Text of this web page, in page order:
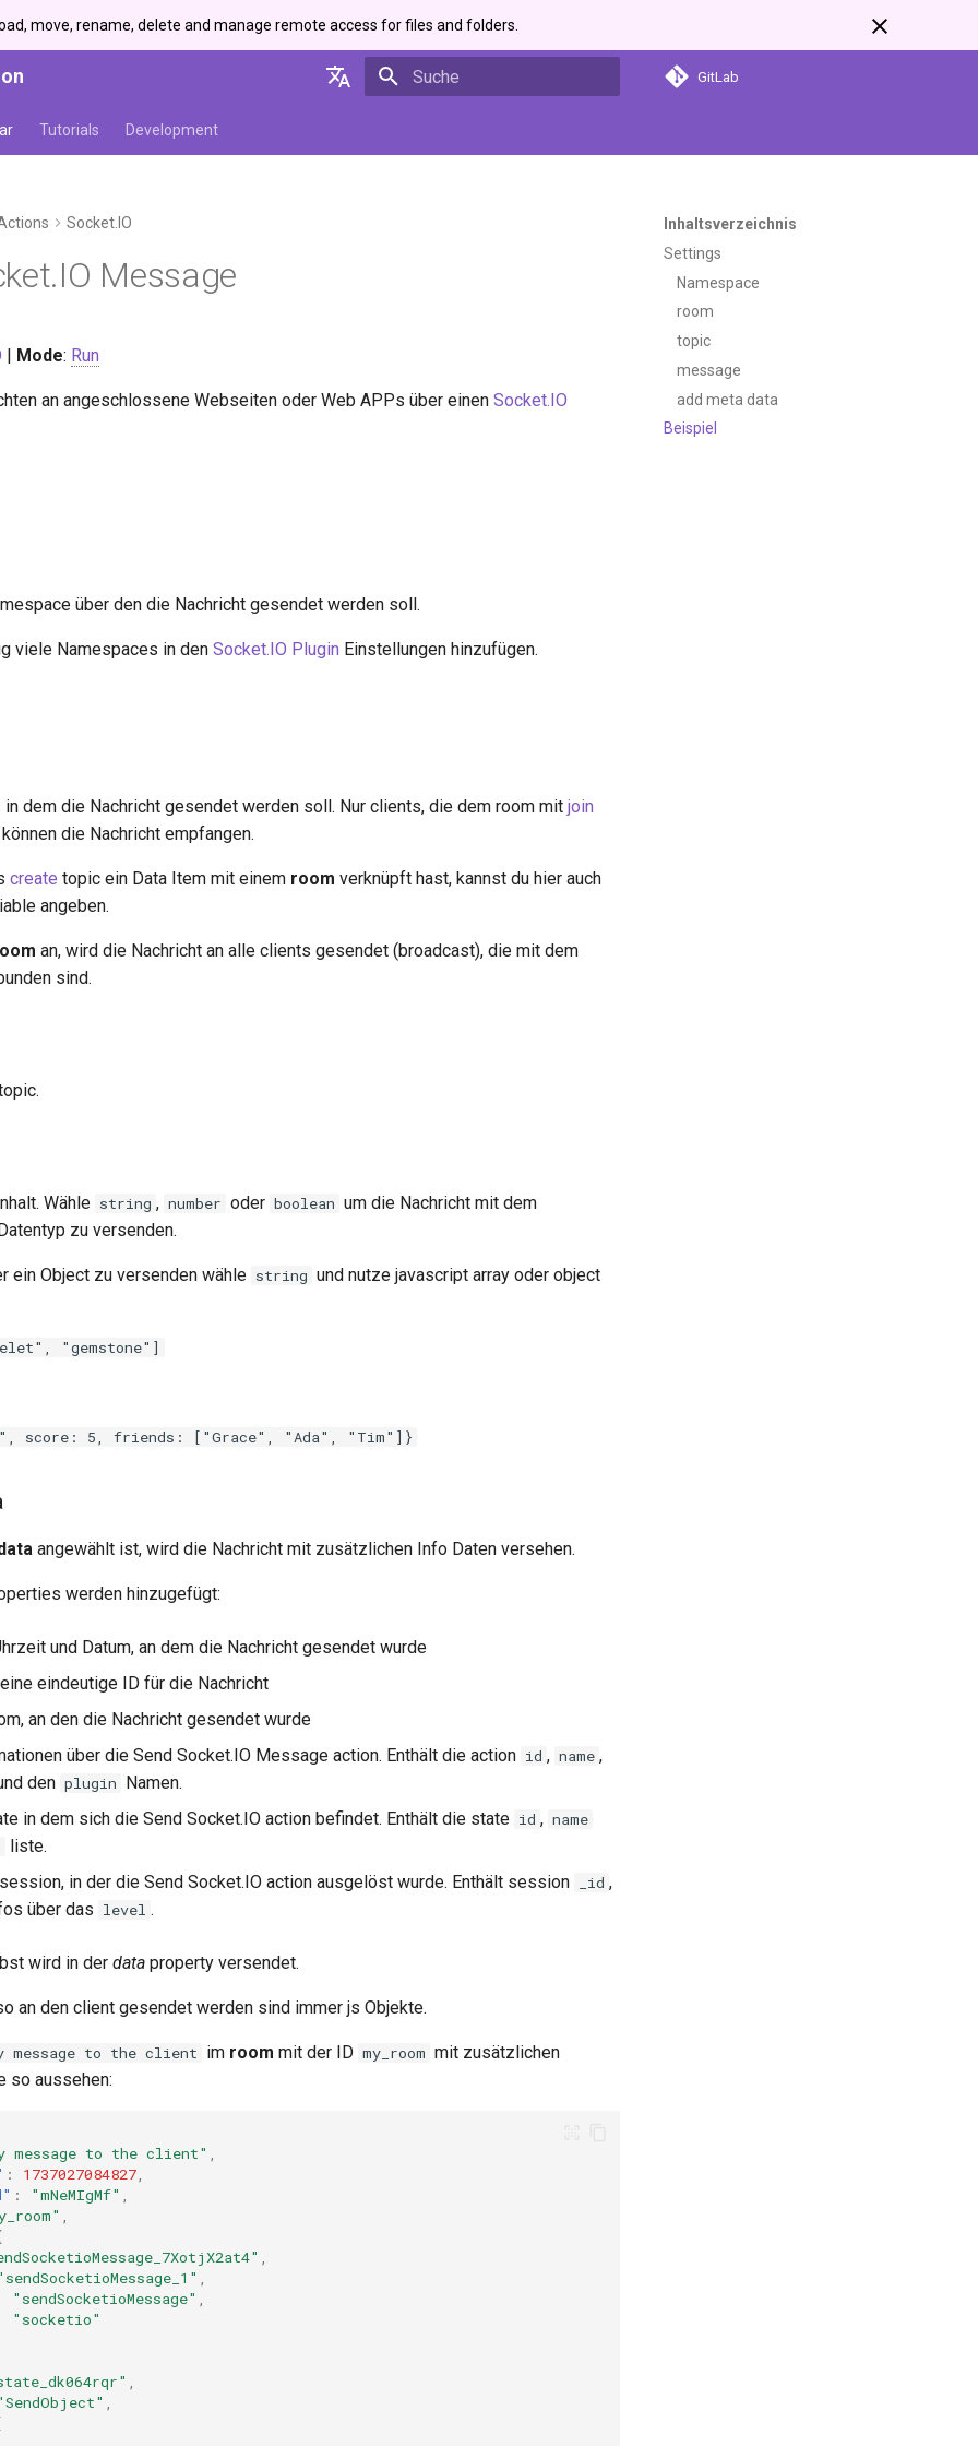
move, rename, delete and manage remote access for files and folders.
GitLab
Tutorials Development
Inhaltsverzeichnis
Settings
Namespace
room
topic
message
add meta data
Beispiel
Socket.IO
Message
| Mode: Run
an angeschlossene Webseiten oder Web APPs über einen Socket.IO
über den die Nachricht gesendet werden soll.
viele Namespaces in den Socket.IO Plugin Einstellungen hinzufügen.
dem die Nachricht gesendet werden soll. Nur clients, die dem room mit join
die Nachricht empfangen.
create topic ein Data Item mit einem room verknüpft hast, kannst du hier auch
angeben.
an, wird die Nachricht an alle clients gesendet (broadcast), die mit dem
sind.
Wähle string , number oder boolean um die Nachricht mit dem
zu versenden.
ein Object zu versenden wähle string und nutze javascript array oder object
"gemstone"]
score: 5, friends: ["Grace", "Ada", "Tim"]}
angewählt ist, wird die Nachricht mit zusätzlichen Info Daten versehen.
werden hinzugefügt:
und Datum, an dem die Nachricht gesendet wurde
eindeutige ID für die Nachricht
an den die Nachricht gesendet wurde
über die Send Socket.IO Message action. Enthält die action id , name ,
den plugin Namen.
in dem sich die Send Socket.IO action befindet. Enthält die state id , name
liste.
in der die Send Socket.IO action ausgelöst wurde. Enthält session _id ,
über das level .
wird in der data property versendet.
an den client gesendet werden sind immer js Objekte.
message to the client im room mit der ID my_room mit zusätzlichen
so aussehen:
message to the client"
: 1737027084827
: "mNeMIgMf"
"sendSocketioMessage"
"socketio"